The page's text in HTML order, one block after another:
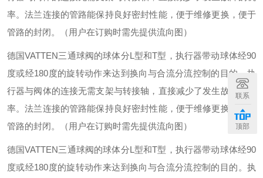
率。法兰连接的管路能保持良好密封性能，便于维修更换，便于
管路的封闭。（用户在订购时需先提供流向图）
德国VATTEN三通球阀的球体分L 型和T型，执行器带动球体经90
度或经180度的旋转动作来达到换向与合流分流控制的目的。执
行器与阀体的连接无需支架与转接轴，直接减少了发生故障的机
率。法兰连接的管路能保持良好密封性能，便于维修更换，便于
管路的封闭。（用户在订购时需先提供流向图）
德国VATTEN三通球阀的球体分L 型和T型，执行器带动球体经90
度或经180度的旋转动作来达到换向与合流分流控制的目的。执
联系
顶部